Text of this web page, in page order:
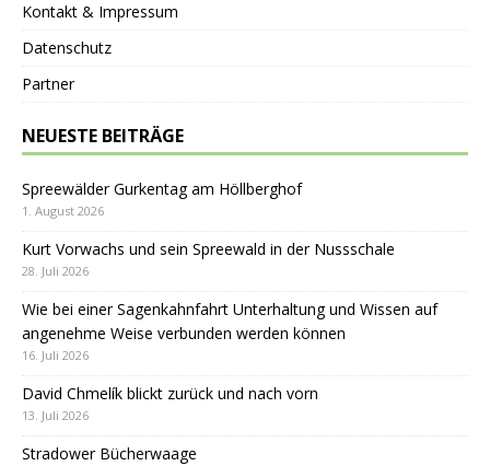
Kontakt & Impressum
Datenschutz
Partner
NEUESTE BEITRÄGE
Spreewälder Gurkentag am Höllberghof
1. August 2026
Kurt Vorwachs und sein Spreewald in der Nussschale
28. Juli 2026
Wie bei einer Sagenkahnfahrt Unterhaltung und Wissen auf
angenehme Weise verbunden werden können
16. Juli 2026
David Chmelík blickt zurück und nach vorn
13. Juli 2026
Stradower Bücherwaage